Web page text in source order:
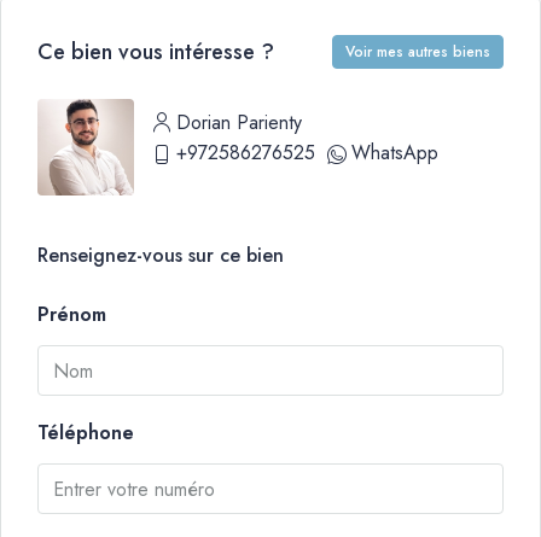
Ce bien vous intéresse ? Voir mes autres biens
Dorian Parienty
+972586276525
WhatsApp
Renseignez-vous sur ce bien
Prénom
Téléphone